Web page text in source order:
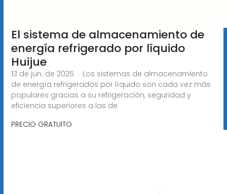
El sistema de almacenamiento de
energía refrigerado por líquido
Huijue
13 de jun. de 2025 · Los sistemas de almacenamiento
de energía refrigerados por líquido son cada vez más
populares gracias a su refrigeración, seguridad y
eficiencia superiores a las de
PRECIO GRATUITO